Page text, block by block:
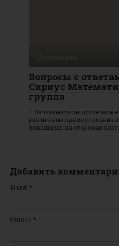
Вопросы с
Сириус
группа
1. На шахматной доске
различные прямоугольники
лежащими на сторонах
Добавить
Имя *
Email *